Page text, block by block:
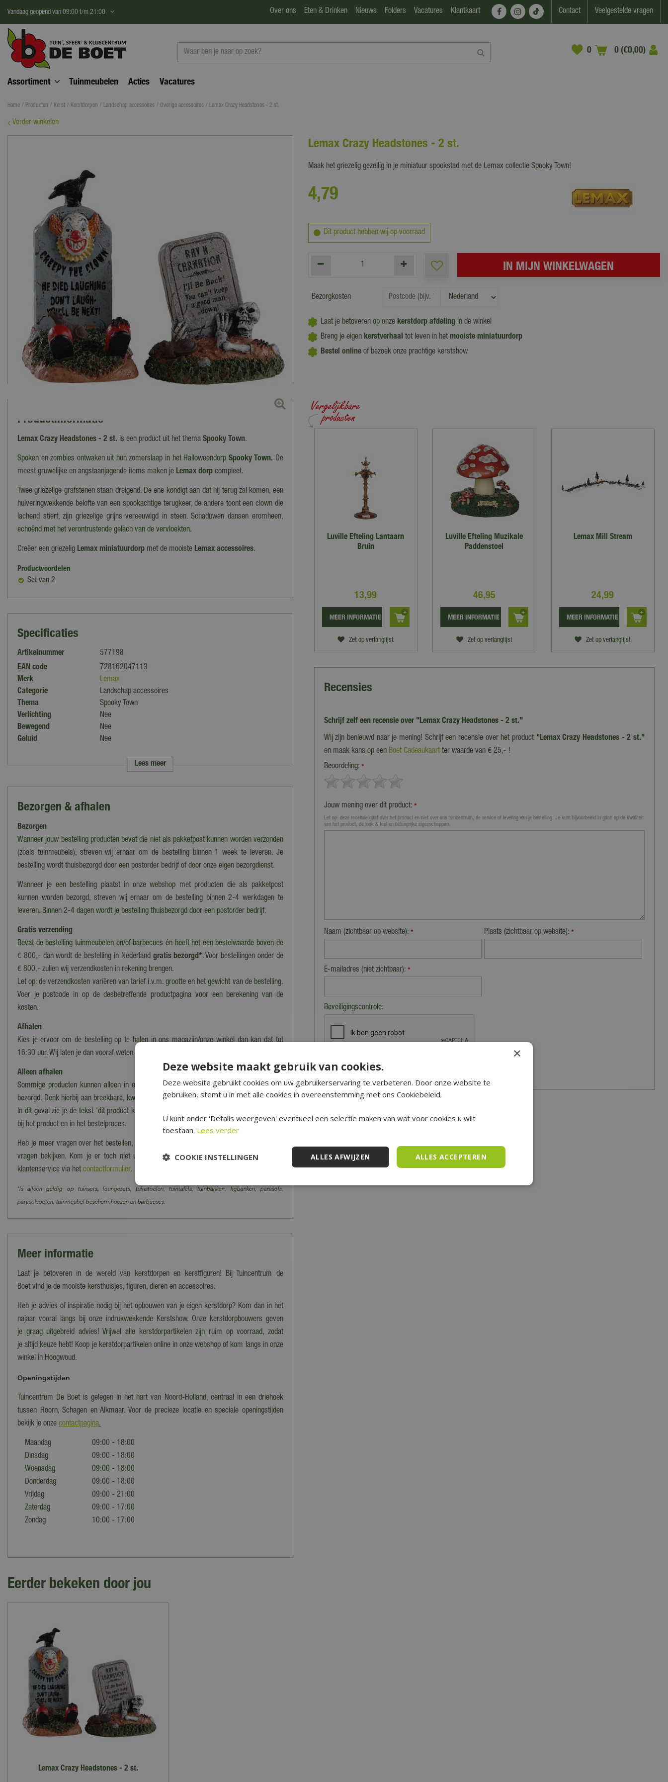
content
Home Producten Kerst Kerstdorpen Landschap accessoires Overige accessoires Lemax Crazy Headstones - 2 st.
Vandaag geopend van 09:00 t/m 21:00 Over ons Eten & Drinken Nieuws Folders Vacatures Klantkaart Contact Veelgestelde vragen
0 (€0,00)
Assortiment Tuinmeubelen Acties Vacatures
Verder winkelen
Lemax Crazy Headstones - 2 st.
Maak het griezelig gezellig in je miniatuur spookstad met de Lemax collectie Spooky Town!
4,79
Dit product hebben wij op voorraad
Bezorgkosten
Laat je betoveren op onze kerstdorp afdeling in de winkel
Breng je eigen kerstverhaal tot leven in het mooiste miniatuurdorp
Bestel online of bezoek onze prachtige kerstshow
Productinformatie
Lemax Crazy Headstones - 2 st. is een product uit het thema Spooky Town.
Spoken en zombies ontwaken uit hun zomerslaap in het Halloweendorp Spooky Town. De
meest gruwelijke en angstaanjagende items maken je Lemax dorp compleet.
Twee griezelige grafstenen staan dreigend. De ene kondigt aan dat hij terug zal komen, een
huiveringwekkende belofte van een spookachtige terugkeer, de andere toont een clown die
lachend stierf, zijn griezelige grijns vereeuwigd in steen. Schaduwen dansen eromheen,
echoënd met het verontrustende gelach van de vervloekten.
Creëer een griezelig Lemax miniatuurdorp met de mooiste Lemax accessoires.
Productvoordelen
Set van 2
Specificaties
Artikelnummer
577198
EAN code
728162047113
Merk
Lemax
Categorie
Landschap accessoires
Thema
Spooky Town
Verlichting
Nee
Bewegend
Nee
Geluid
Nee
Lengte
7,9 cm
Hoogte
6,3 cm
Introductiejaar
2020
Lees meer
Bezorgen & afhalen
Bezorgen
Wanneer jouw bestelling producten bevat die niet als pakketpost kunnen worden verzonden
(zoals tuinmeubels), streven wij ernaar om de bestelling binnen 1 week te leveren. Je
bestelling wordt thuisbezorgd door een postorder bedrijf of door onze eigen bezorgdienst.
Wanneer je een bestelling plaatst in onze webshop met producten die als pakketpost
kunnen worden bezorgd, streven wij ernaar om de bestelling binnen 2-4 werkdagen te
leveren. Binnen 2-4 dagen wordt je bestelling thuisbezorgd door een postorder bedrijf.
Gratis verzending
Bevat de bestelling tuinmeubelen en/of barbecues én heeft het een bestelwaarde boven de
€ 800,- dan wordt de bestelling in Nederland gratis bezorgd*. Voor bestellingen onder de
€ 800,- zullen wij verzendkosten in rekening brengen.
Let op: de verzendkosten variëren van tarief i.v.m. grootte en het gewicht van de bestelling.
Voer je postcode in op de desbetreffende productpagina voor een berekening van de
kosten.
Afhalen
Kies je ervoor om de bestelling op te halen in ons magazijn/onze winkel dan kan dat tot
16:30 uur. Wij laten je dan vooraf weten wanneer en waar de bestelling precies klaarstaat.
Alleen afhalen
Sommige producten kunnen alleen in onze winkel worden afgehaald en worden dus niet
bezorgd. Denk hierbij aan breekbare, kwetsbare, zware of moeilijk te vervoeren producten.
In dit geval zie je de tekst 'dit product kan alleen worden opgehaald, niet verzonden' staan
bij het product en in het bestelproces.
Heb je meer vragen over het bestellen, bezorgen en/of afhalen kun je
vragen bekijken. Kom je er toch niet uit? Dan kun je altijd contact opnemen met onze
klantenservice via het contactformulier.
*Is alleen geldig op tuinsets, loungesets, tuinstoelen, tuintafels, tuinbanken, ligbanken, parasols,
parasolvoeten, tuinmeubel beschermhoezen en barbecues.
Meer informatie
Laat je betoveren in de wereld van kerstdorpen en kerstfiguren! Bij Tuincentrum de
Boet vind je de mooiste kersthuisjes, figuren, dieren en accessoires.
Heb je advies of inspiratie nodig bij het opbouwen van je eigen kerstdorp? Kom dan in het
najaar vooral langs bij onze indrukwekkende Kerstshow. Onze kerstdorpbouwers geven
je graag uitgebreid advies! Vrijwel alle kerstdorpartikelen zijn ruim op voorraad, zodat
je altijd keuze hebt! Koop je kerstdorpartikelen online in onze webshop of kom langs in onze
winkel in Hoogwoud.
Openingstijden
Tuincentrum De Boet is gelegen in het hart van Noord-Holland, centraal in een driehoek
tussen Hoorn, Schagen en Alkmaar. Voor de precieze locatie en speciale openingstijden
bekijk je onze contactpagina.
Maandag
09:00 - 18:00
Dinsdag
09:00 - 18:00
Woensdag
09:00 - 18:00
Donderdag
09:00 - 18:00
Vrijdag
09:00 - 21:00
Zaterdag
09:00 - 17:00
Zondag
10:00 - 17:00
Luville Efteling Lantaarn
Bruin
13,99
Zet op verlanglijst
MEER INFORMATIE
Luville Efteling Muzikale
Paddenstoel
46,95
Zet op verlanglijst
MEER INFORMATIE
Lemax Mill Stream
24,99
Zet op verlanglijst
MEER INFORMATIE
Recensies
Schrijf zelf een recensie over "Lemax Crazy Headstones - 2 st."
Wij zijn benieuwd naar je mening! Schrijf een recensie over het product "Lemax Crazy Headstones - 2 st."
en maak kans op een Boet Cadeaukaartter waarde van € 25,- !
Beoordeling: *
Jouw mening over dit product: *
Let op: deze recensie gaat over het product en niet over ons tuincentrum, de service of levering van je bestelling. Je kunt bijvoorbeeld in gaan op de kwaliteit
van het product, de look & feel en belangrijke eigenschappen.
Naam (zichtbaar op website): * Plaats (zichtbaar op website):*
E-mailadres (niet zichtbaar): *
Beveiligingscontrole:
Eerder bekeken door jou
Lemax Crazy Headstones - 2 st.
×
Deze website maakt gebruik van cookies.
Deze website gebruikt cookies om uw gebruikerservaring te verbeteren. Door onze website te
gebruiken, stemt u in met alle cookies in overeenstemming met ons Cookiebeleid.
U kunt onder 'Details weergeven' eventueel een selectie maken van wat voor cookies u wilt
toestaan. Lees verder
ALLES ACCEPTEREN
ALLES AFWIJZEN
COOKIE INSTELLINGEN